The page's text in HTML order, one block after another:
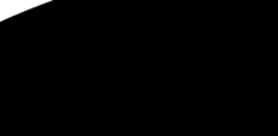
с доставкой.